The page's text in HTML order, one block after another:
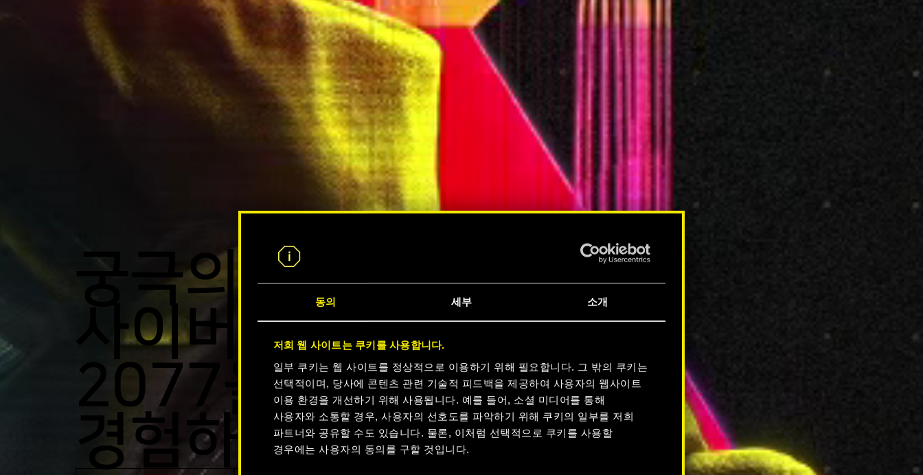
동의 세부 소개
저희 웹 사이트는 쿠키를 사용합니다.
일부 쿠키는 웹 사이트를 정상적으로 이용하기 위해 필요합니다. 그 밖의 쿠키는
선택적이며, 당사에 콘텐츠 관련 기술적 피드백을 제공하여 사용자의 웹사이트
이용 환경을 개선하기 위해 사용됩니다. 예를 들어, 소셜 미디어를 통해
사용자와 소통할 경우, 사용자의 선호도를 파악하기 위해 쿠키의 일부를 저희
파트너와 공유할 수도 있습니다. 물론, 이처럼 선택적으로 쿠키를 사용할
경우에는 사용자의 동의를 구할 것입니다.
궁극의
사이버펑크
2077을 지금
경험하세요